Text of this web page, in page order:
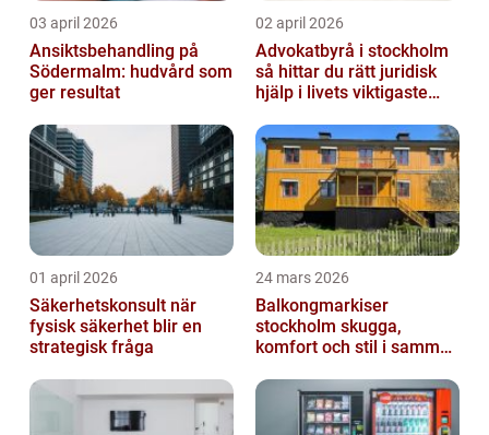
03 april 2026
Ansiktsbehandling på
Södermalm: hudvård som
ger resultat
02 april 2026
Advokatbyrå i stockholm
så hittar du rätt juridisk
hjälp i livets viktigaste
01 april 2026
Säkerhetskonsult när
fysisk säkerhet blir en
strategisk fråga
24 mars 2026
Balkongmarkiser
stockholm skugga,
komfort och stil i samma